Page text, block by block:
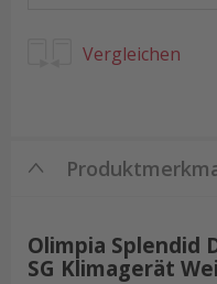
Vergleichen
Olimpia Splendid
SG Klimagerät